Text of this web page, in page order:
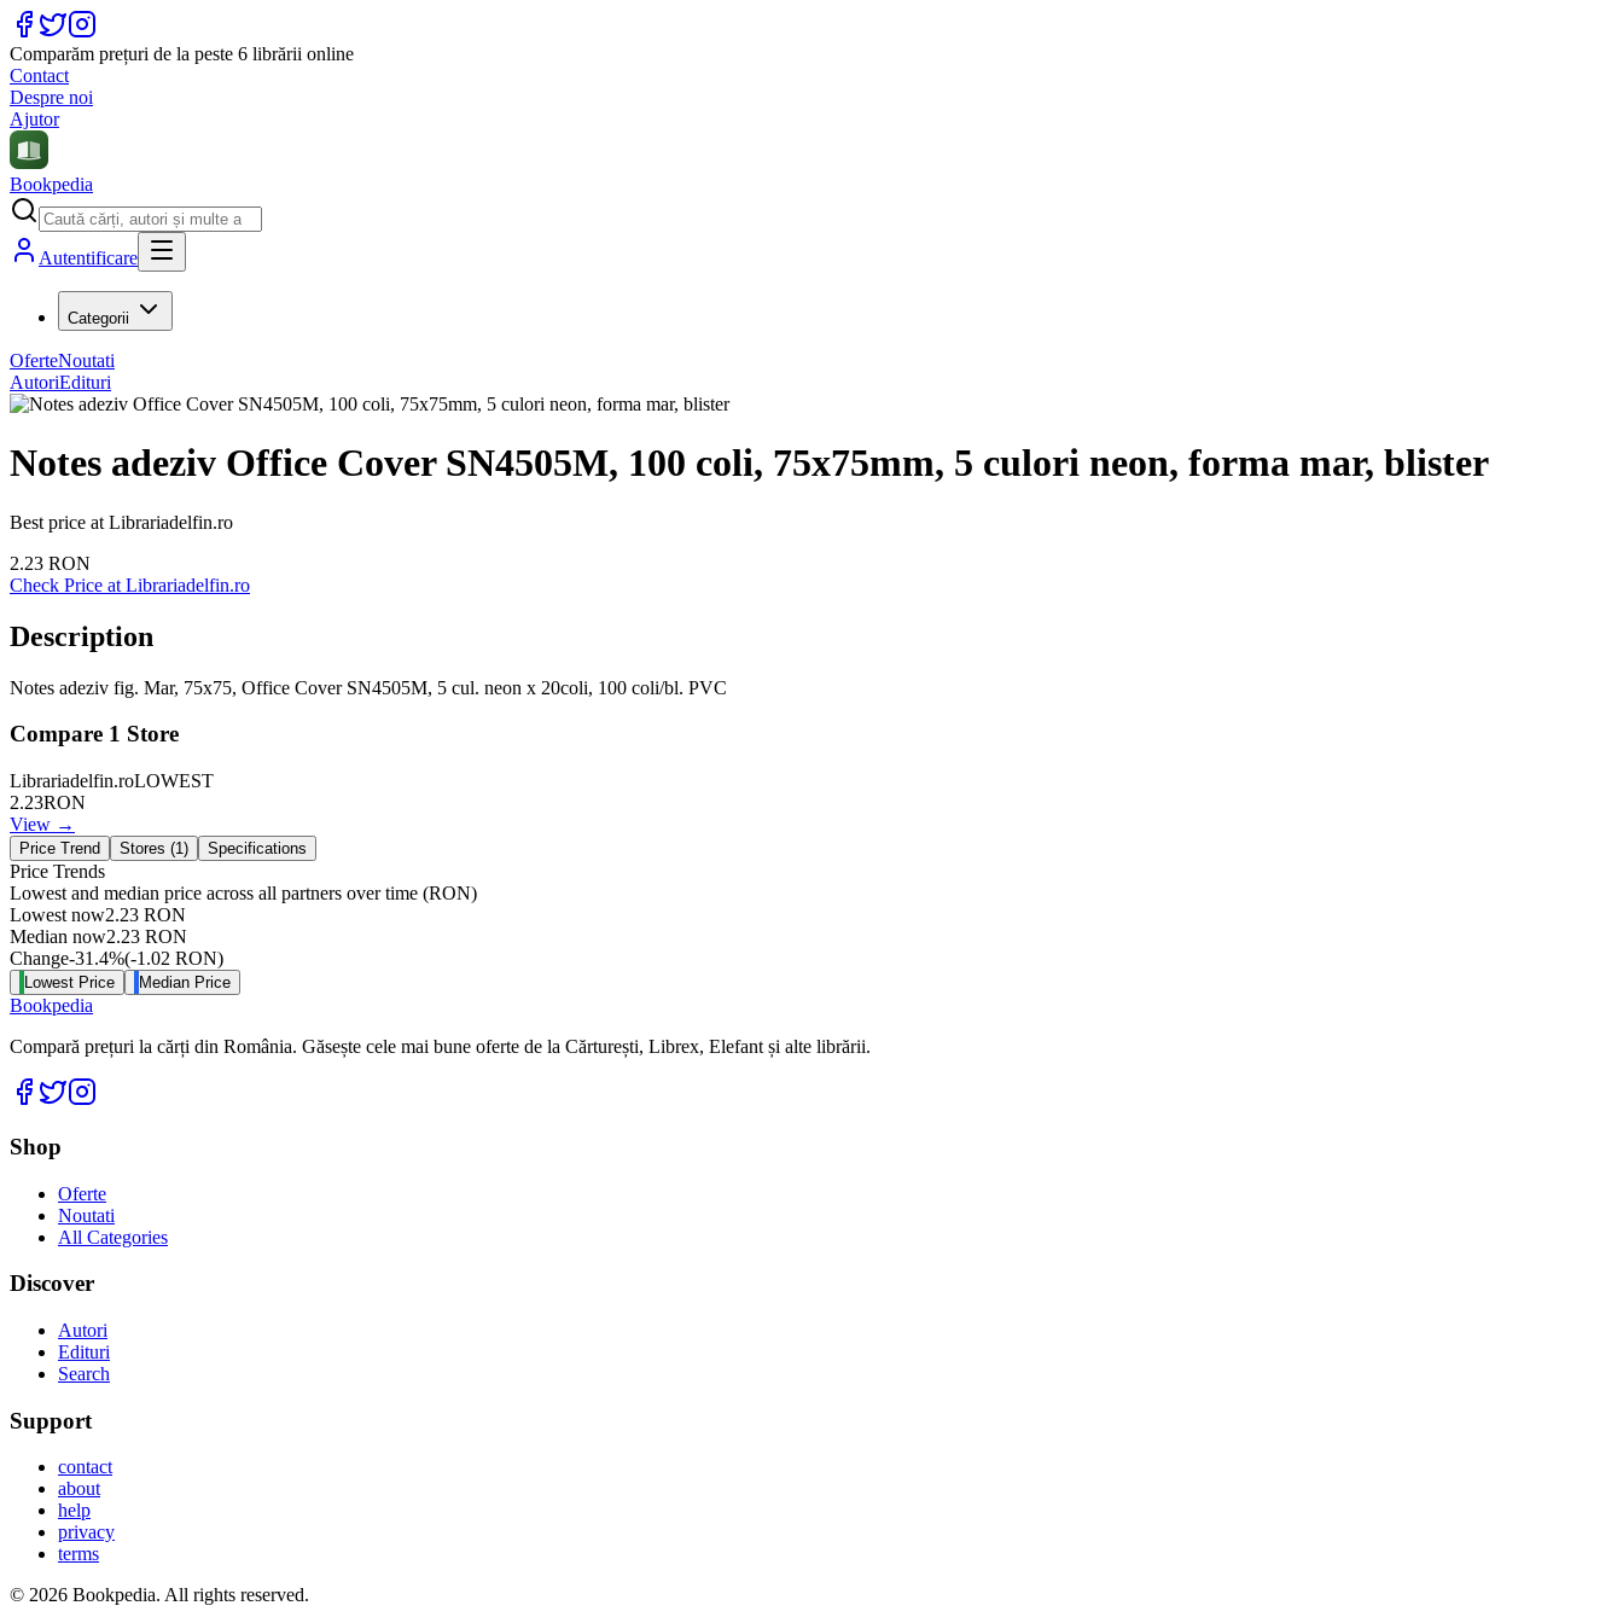
Comparăm prețuri de la peste 6 librării online
Contact
Despre noi
Ajutor
Bookpedia
Autentificare
Categorii
OferteNoutati
AutoriEdituri
Notes adeziv Office Cover SN4505M, 100 coli, 75x75mm, 5 culori neon, forma mar, blister
Best price at Librariadelfin.ro
2.23 RON
Check Price at Librariadelfin.ro
Description
Notes adeziv fig. Mar, 75x75, Office Cover SN4505M, 5 cul. neon x 20coli, 100 coli/bl. PVC
Compare 1 Store
Librariadelfin.roLOWEST
2.23RON
View →
Price Trend Stores (1) Specifications
Price Trends
Lowest and median price across all partners over time (RON)
Lowest now2.23 RON
Median now2.23 RON
Change-31.4%(-1.02 RON)
Lowest Price Median Price
Bookpedia
Compară prețuri la cărți din România. Găsește cele mai bune oferte de la Cărturești, Librex, Elefant și alte librării.
Facebook
Twitter
Shop
Oferte
Noutati
All Categories
Discover
Autori
Edituri
Search
Support
contact
about
help
privacy
terms
© 2026 Bookpedia. All rights reserved.